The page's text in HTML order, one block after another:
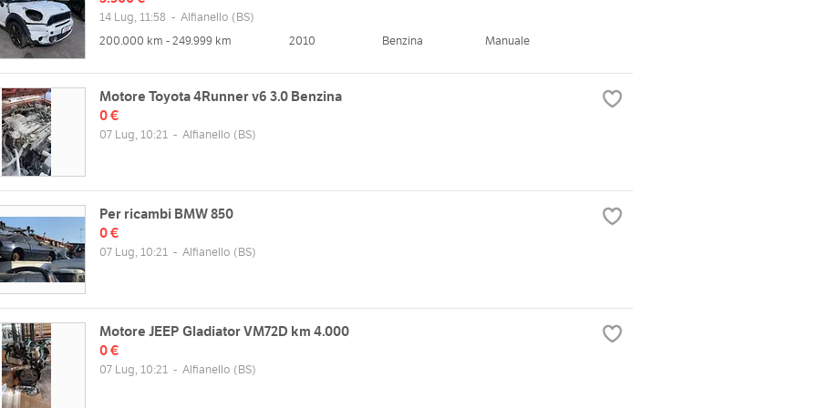
14 Lug, 11:58 - Alfianello (BS)
200.000 km - 249.999 km
2010 Benzina Manuale
Motore Toyota 4Runner v6 3.0 Benzina
0 €
07 Lug, 10:21 - Alfianello (BS)
Per ricambi BMW 850
0 €
07 Lug, 10:21 - Alfianello (BS)
Motore JEEP Gladiator VM72D km 4.000
0 €
07 Lug, 10:21 - Alfianello (BS)